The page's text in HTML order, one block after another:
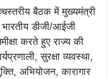
बैठक में मुख्यमंत्री
डीजी/आईजी
करते हुए राज्य की
सुरक्षा व्यवस्था,
अभियोजन, कारागार